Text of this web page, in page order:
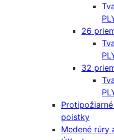
26
32
poistky
Medené